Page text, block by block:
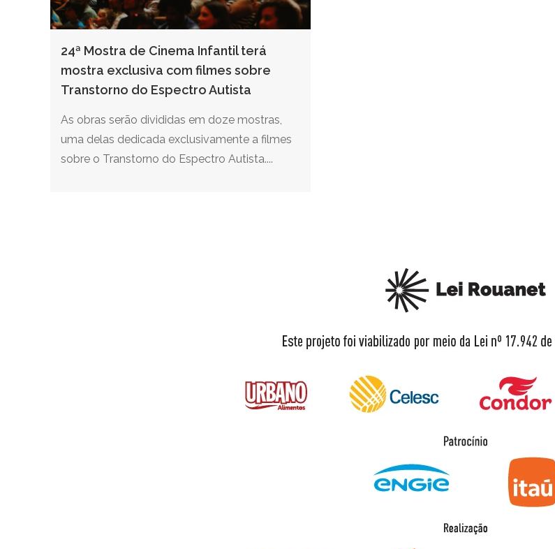
24ª Mostra de Cinema Infantil terá
mostra exclusiva com filmes sobre
Transtorno do Espectro Autista
As obras serão divididas em doze mostras,
uma delas dedicada exclusivamente a filmes
sobre o Transtorno do Espectro Autista....